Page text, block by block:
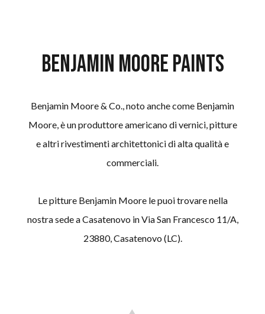
Benjamin Moore paints
Benjamin Moore & Co., noto anche come Benjamin
Moore, è un produttore americano di vernici, pitture
e altri rivestimenti architettonici di alta qualità e
commerciali.
Le pitture Benjamin Moore le puoi trovare nella
nostra sede a Casatenovo in Via San Francesco 11/A,
23880, Casatenovo (LC).